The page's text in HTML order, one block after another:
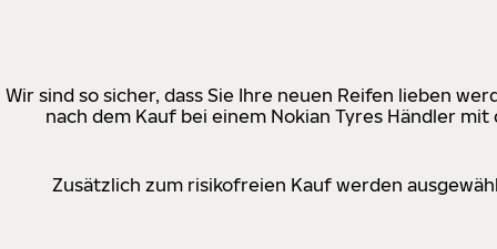
Wir sind so sicher, dass Sie Ihre neuen Reifen lieben
nach dem Kauf bei einem Nokian Tyres Händler
Zusätzlich zum risikofreien Kauf werden